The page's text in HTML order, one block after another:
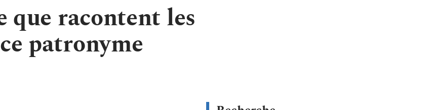
que racontent les
patronyme